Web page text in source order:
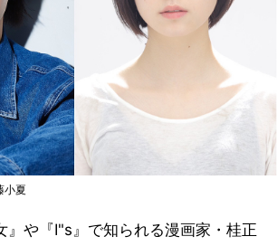
小夏
』や『I"s』で知られる漫画家・桂正